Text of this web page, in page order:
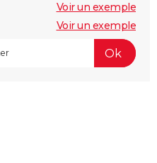
Voir un exemple
Voir un exemple